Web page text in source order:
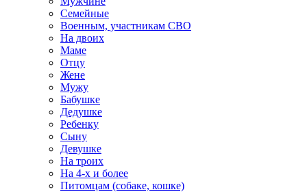
Семейные
Военным, участникам СВО
На двоих
Маме
Отцу
Жене
Мужу
Бабушке
Дедушке
Ребенку
Сыну
Девушке
На троих
На 4-х и более
Питомцам (собаке, кошке)